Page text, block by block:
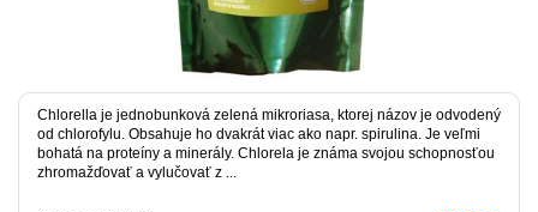
Chlorella je jednobunková zelená mikroriasa, ktorej názov je odvodený
od chlorofylu. Obsahuje ho dvakrát viac ako napr. spirulina. Je veľmi
bohatá na proteíny a minerály. Chlorela je známa svojou schopnosťou
zhromažďovať a vylučovať z ...